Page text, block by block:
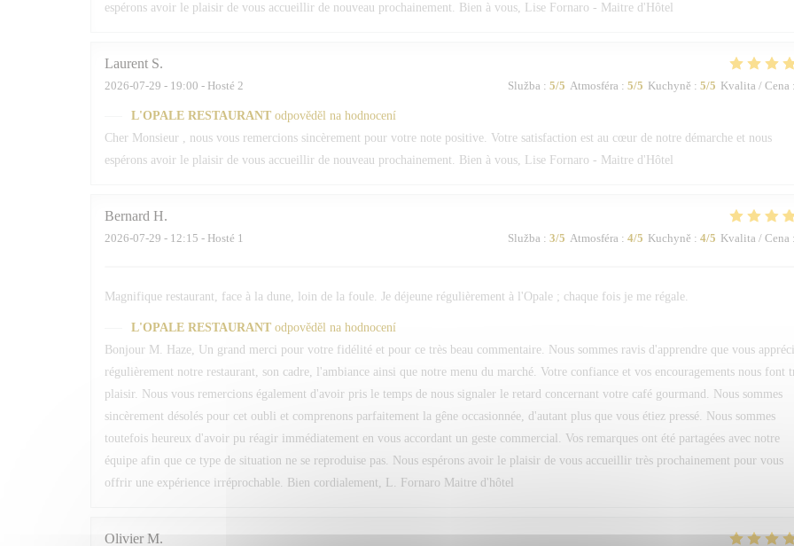
espérons avoir le plaisir de vous accueillir de nouveau prochainement. Bien à vous, Lise Fornaro - Maitre d'Hôtel
Laurent S
2026-07-29 - 19:00 - Hosté 2 Služba : 5/5 Atmosféra : 5/5 Kuchyně : 5/5 Kvalita / Cena :
L'OPALE RESTAURANT odpověděl na hodnocení
Cher Monsieur , nous vous remercions sincèrement pour votre note positive. Votre satisfaction est au cœur de notre démarche et nous
espérons avoir le plaisir de vous accueillir de nouveau prochainement. Bien à vous, Lise Fornaro - Maitre d'Hôtel
Bernard H
2026-07-29 - 12:15 - Hosté 1 Služba : 3/5 Atmosféra : 4/5 Kuchyně : 4/5 Kvalita / Cena :
Magnifique restaurant, face à la dune, loin de la foule. Je déjeune régulièrement à l'Opale ; chaque fois je me régale.
L'OPALE RESTAURANT odpověděl na hodnocení
Bonjour M. Haze, Un grand merci pour votre fidélité et pour ce très beau commentaire. Nous sommes ravis d'apprendre que vous
régulièrement notre restaurant, son cadre, l'ambiance ainsi que notre menu du marché. Votre confiance et vos encouragements nous font
plaisir. Nous vous remercions également d'avoir pris le temps de nous signaler le retard concernant votre café gourmand. Nous sommes
sincèrement désolés pour cet oubli et comprenons parfaitement la gêne occasionnée, d'autant plus que vous étiez pressé. Nous sommes
toutefois heureux d'avoir pu réagir immédiatement en vous accordant un geste commercial. Vos remarques ont été partagées avec notre
équipe afin que ce type de situation ne se reproduise pas. Nous espérons avoir le plaisir de vous accueillir très prochainement pour vous
offrir une expérience irréprochable. Bien cordialement, L. Fornaro Maitre d'hôtel
Olivier M